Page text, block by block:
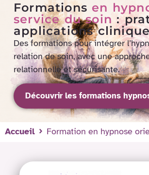
Formations en
service du soin :
applications
Des formations pour intégrer
relation de soin, avec une
relationnelle et sécurisante.
Découvrir les formations
Accueil Formation en hypnose